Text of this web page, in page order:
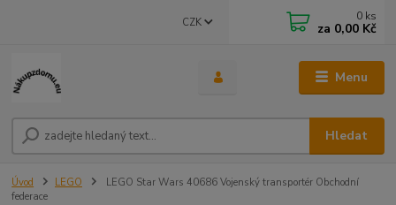
Menu
CZK
Hledat
0 ks
za 0,00 Kč
Úvod LEGO
LEGO Star Wars 40686 Vojenský transportér Obchodní
federace